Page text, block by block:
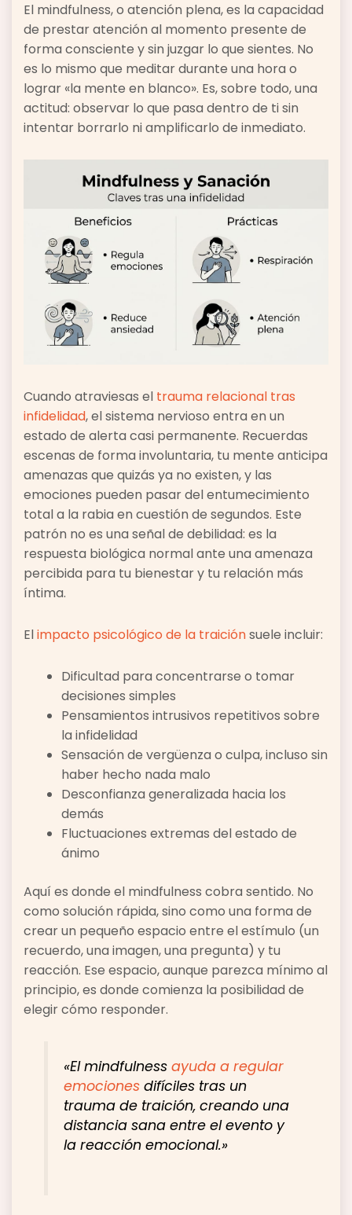
El mindfulness, o atención plena, es la capacidad
de prestar atención al momento presente de
forma consciente y sin juzgar lo que sientes. No
es lo mismo que meditar durante una hora o
lograr «la mente en blanco». Es, sobre todo, una
actitud: observar lo que pasa dentro de ti sin
intentar borrarlo ni amplificarlo de inmediato.
Cuando atraviesas el trauma relacional tras
infidelidad, el sistema nervioso entra en un
estado de alerta casi permanente. Recuerdas
escenas de forma involuntaria, tu mente anticipa
amenazas que quizás ya no existen, y las
emociones pueden pasar del entumecimiento
total a la rabia en cuestión de segundos. Este
patrón no es una señal de debilidad: es la
respuesta biológica normal ante una amenaza
percibida para tu bienestar y tu relación más
íntima.
Elimpacto psicológico de la traiciónsuele incluir:
Dificultad para concentrarse o tomar
decisiones simples
Pensamientos intrusivos repetitivos sobre
la infidelidad
Sensación de vergüenza o culpa, incluso sin
haber hecho nada malo
Desconfianza generalizada hacia los
demás
Fluctuaciones extremas del estado de
ánimo
Aquí es donde el mindfulness cobra sentido. No
como solución rápida, sino como una forma de
crear un pequeño espacio entre el estímulo (un
recuerdo, una imagen, una pregunta) y tu
reacción. Ese espacio, aunque parezca mínimo al
principio, es donde comienza la posibilidad de
elegir cómo responder.
«El mindfulnessayuda a regular
emociones difíciles tras un
trauma de traición, creando una
distancia sana entre el evento y
la reacción emocional.»